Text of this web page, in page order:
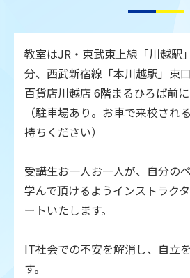
教室はJR・東武東上線「川越駅
分、西武新宿線「本川越駅」東
百貨店川越店 6階まるひろば前に
（駐車場あり。お車で来校され
持ちください）
受講生お一人お一人が、自分の
学んで頂けるようインストラク
ートいたします。
IT社会での不安を解消し、自立
す。